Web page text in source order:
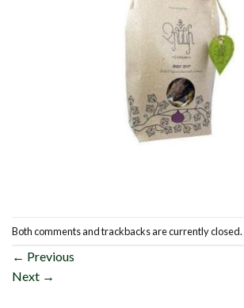
Both comments and trackbacks are currently closed.
← Previous
Next →